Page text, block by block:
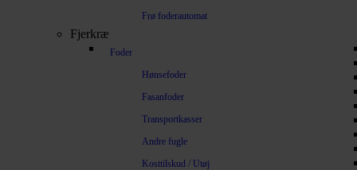
Frø foderautomat
Fjerkræ
Foder
Hønsefoder
Fasanfoder
Transportkasser
Andre fugle
Kosttilskud / Utøj